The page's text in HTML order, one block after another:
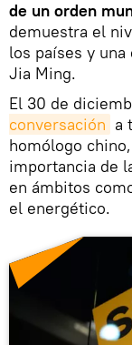
de un orden
demuestra el
los países y
Jia Ming.
El 30 de
conversación a
homólogo
importancia de
en ámbitos
el energético.